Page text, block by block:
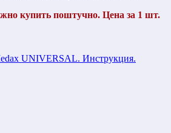
купить поштучно. Цена за 1 шт.
UNIVERSAL. Инструкция.